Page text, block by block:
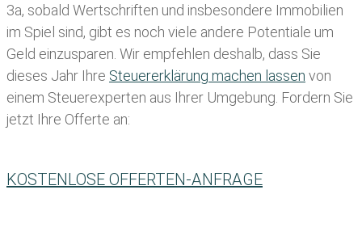
3a, sobald Wertschriften und insbesondere Immobilien
im Spiel sind, gibt es noch viele andere Potentiale um
Geld einzusparen. Wir empfehlen deshalb, dass Sie
dieses Jahr Ihre Steuererklärung machen lassen von
einem Steuerexperten aus Ihrer Umgebung. Fordern Sie
jetzt Ihre Offerte an:
KOSTENLOSE OFFERTEN-ANFRAGE